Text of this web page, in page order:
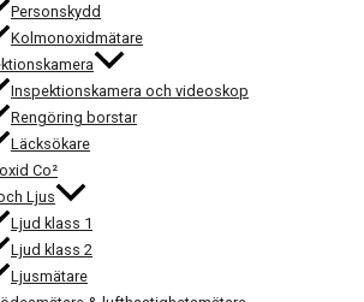
Personskydd
Kolmonoxidmätare
Inspektionskamera och videoskop
Rengöring borstar
Läcksökare
Co²
Ljus
Ljud klass 1
Ljud klass 2
Ljusmätare